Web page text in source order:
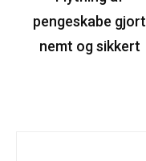
pengeskabe gjort
nemt og sikkert